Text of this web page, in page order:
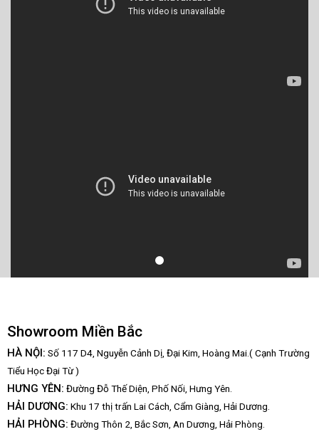
Showroom Miền Bắc
HÀ NỘI: Số 117 D4, Nguyễn Cảnh Dị, Đại Kim, Hoàng Mai.( Cạnh Trường
Tiểu Học Đại Từ )
HƯNG YÊN: Đường Đỗ Thế Diện, Phố Nối, Hưng Yên.
HẢI DƯƠNG: Khu 17 thị trấn Lai Cách, Cẩm Giàng, Hải Dương.
HẢI PHÒNG: Đường Thôn 2, Bắc Sơn, An Dương, Hải Phòng.